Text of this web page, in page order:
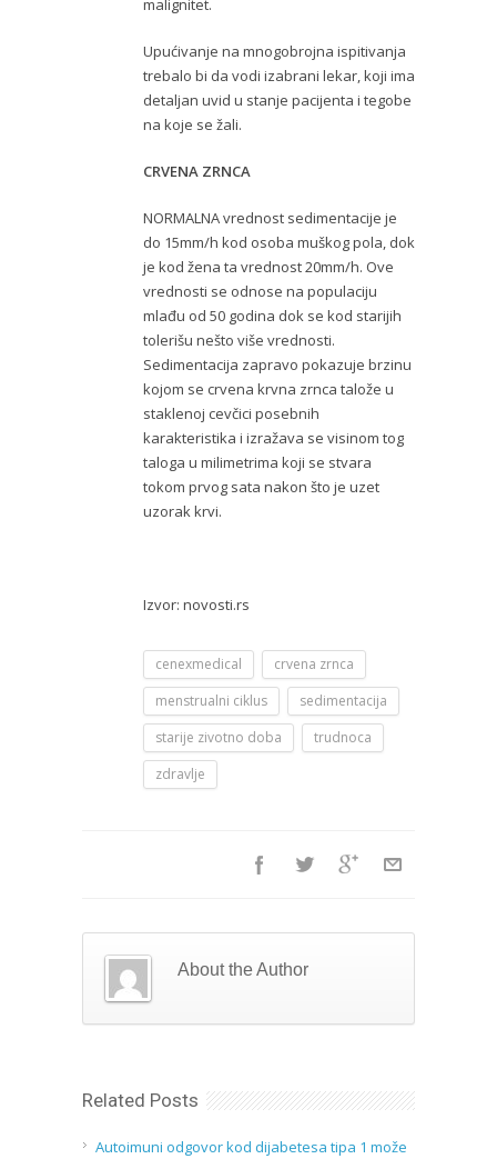
malignitet.
Upućivanje na mnogobrojna ispitivanja
trebalo bi da vodi izabrani lekar, koji ima
detaljan uvid u stanje pacijenta i tegobe
na koje se žali.
CRVENA ZRNCA
NORMALNA vrednost sedimentacije je
do 15mm/h kod osoba muškog pola, dok
je kod žena ta vrednost 20mm/h. Ove
vrednosti se odnose na populaciju
mlađu od 50 godina dok se kod starijih
tolerišu nešto više vrednosti.
Sedimentacija zapravo pokazuje brzinu
kojom se crvena krvna zrnca talože u
staklenoj cevčici posebnih
karakteristika i izražava se visinom tog
taloga u milimetrima koji se stvara
tokom prvog sata nakon što je uzet
uzorak krvi.
Izvor: novosti.rs
cenexmedical
crvena zrnca
menstrualni ciklus
sedimentacija
starije zivotno doba
trudnoca
zdravlje
About the Author
Related Posts
Autoimuni odgovor kod dijabetesa tipa 1 može